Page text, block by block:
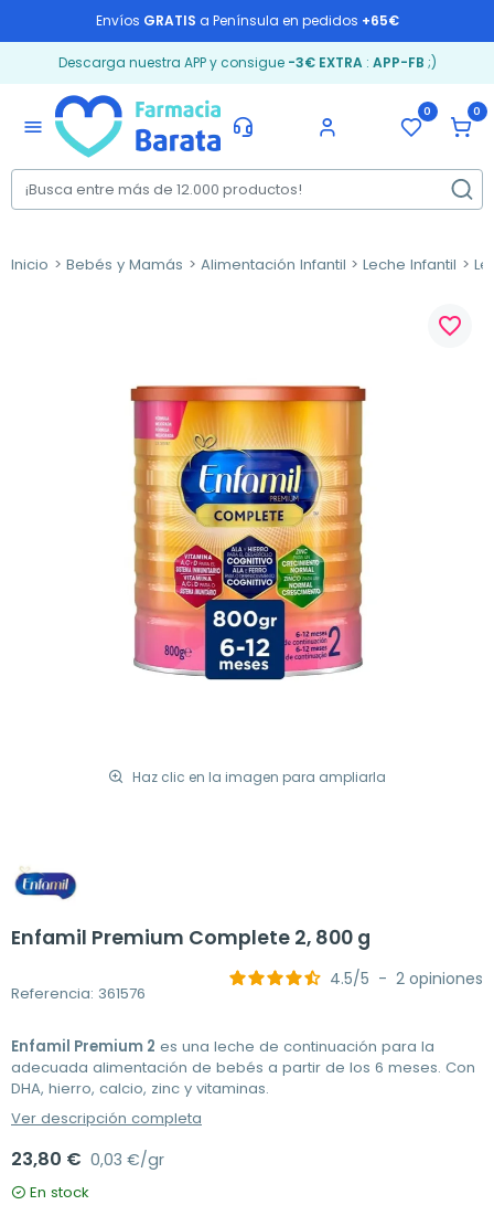
Envíos GRATIS a Península en pedidos +65€
Descarga nuestra APP y consigue -3€ EXTRA: APP-FB ;)
menu
0 0
Inicio Bebés y Mamás Alimentación Infantil Leche Infantil
Haz clic en la imagen para ampliarla
favorite_border
Enfamil Premium Complete 2, 800 g
Referencia: 361576
4.5/5 - 2 opiniones
Enfamil Premium 2 es una leche de continuación para la
adecuada alimentación de bebés a partir de los 6 meses. Con
DHA, hierro, calcio, zinc y vitaminas.
Ver descripción completa
23,80 € 0,03 €/gr
En stock